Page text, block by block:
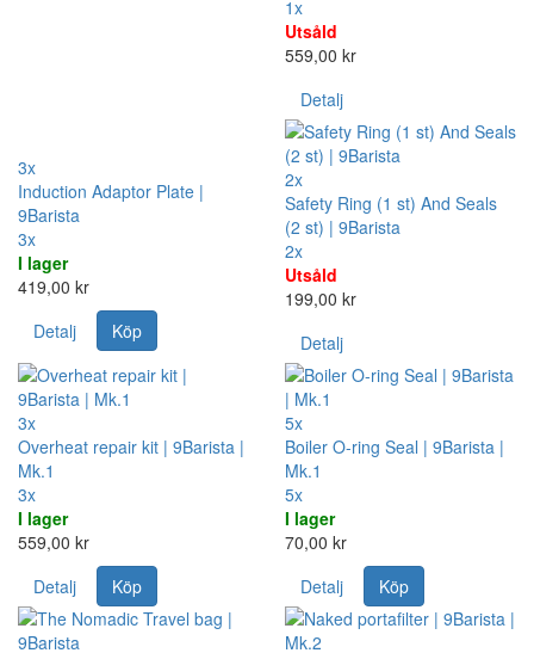
3x
Induction Adaptor Plate |
9Barista
3x
I lager
419,00 kr
Detalj
Köp
1x
Utsåld
559,00 kr
Detalj
2x
Safety Ring (1 st) And Seals
(2 st) | 9Barista
2x
Utsåld
199,00 kr
Detalj
3x
Overheat repair kit | 9Barista |
Mk.1
3x
I lager
559,00 kr
Detalj
Köp
5x
Boiler O-ring Seal | 9Barista |
Mk.1
5x
I lager
70,00 kr
Detalj
Köp